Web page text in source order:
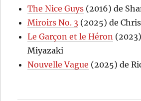
The Nice Guys (2016) de
Miroirs No. 3 (2025) de
Le Garçon et le Héron
Miyazaki
Nouvelle Vague (2025) de